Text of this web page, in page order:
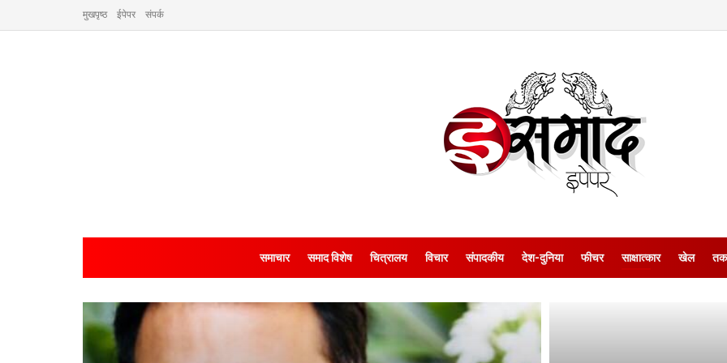
मुखपृष्ठ ईपेपर संपर्क
समाचार समाद विशेष चित्रालय विचार संपादकीय देश-दुनिया फीचर साक्षात्‍कार खेल